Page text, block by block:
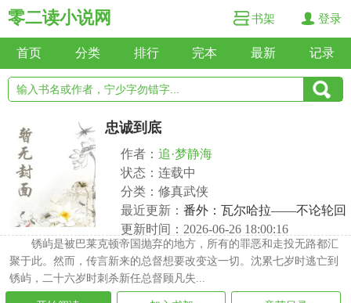
零二读小说网 书架 登录
首页 分类 排行 完本 最新 记录
忠诚到底
作者： 追·梦静海
状态：连载中
分类：修真武侠
最近更新： 番外：瓦尔哈拉——不论轮回
更新时间：2026-06-26 18:00:16
锈屿是被巴莱克顿帝国抛弃的地方，所有的罪恶和走投无路都汇
聚于此。然而，传言新来的总督想要改变这一切。沈累七岁时逃亡到
锈屿，二十六岁时刺杀新任总督顾凡失...